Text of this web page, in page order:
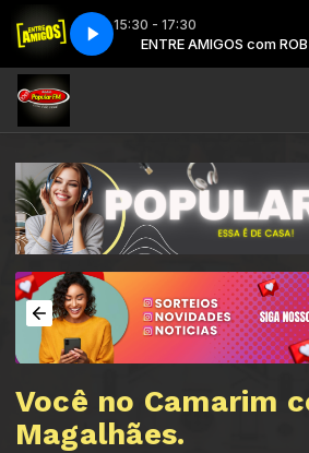
15:30 - 17:30
RIBEIRO ENTRE AMIGOS com ROB
Você no Camarim
Magalhães.